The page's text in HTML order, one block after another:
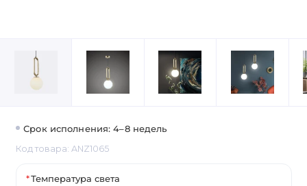
Срок исполнения: 4–8 недель
Код товара: ANZ1065
Температура света